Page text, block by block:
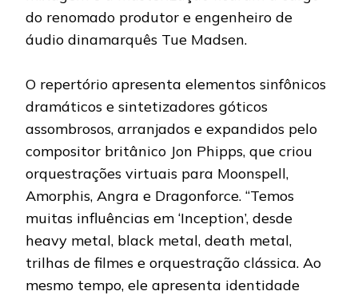
do renomado produtor e engenheiro de
áudio dinamarquês Tue Madsen.
O repertório apresenta elementos sinfônicos
dramáticos e sintetizadores góticos
assombrosos, arranjados e expandidos pelo
compositor britânico Jon Phipps, que criou
orquestrações virtuais para Moonspell,
Amorphis, Angra e Dragonforce. “Temos
muitas influências em ‘Inception’, desde
heavy metal, black metal, death metal,
trilhas de filmes e orquestração clássica. Ao
mesmo tempo, ele apresenta identidade